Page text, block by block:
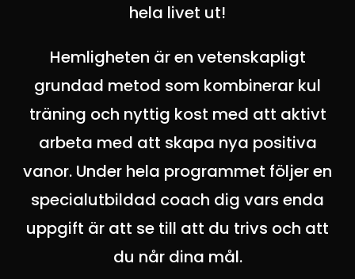
hela livet ut!
Hemligheten är en vetenskapligt
grundad metod som kombinerar kul
träning och nyttig kost med att aktivt
arbeta med att skapa nya positiva
vanor. Under hela programmet följer en
specialutbildad coach dig vars enda
uppgift är att se till att du trivs och att
du når dina mål.